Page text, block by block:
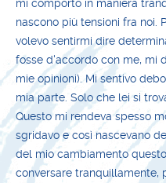
mi comporto in maniera
nascono più tensioni fra noi.
volevo sentirmi dire
fosse d'accordo con me, mi
mie opinioni). Mi sentivo
mia parte. Solo che lei si
Questo mi rendeva spesso
sgridavo e così nascevano
del mio cambiamento
conversare tranquillamente,